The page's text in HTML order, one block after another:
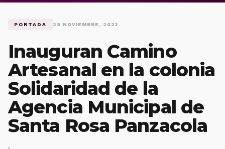
PORTADA 29 NOVIEMBRE, 2023
Inauguran Camino
Artesanal en la colonia
Solidaridad de la
Agencia Municipal de
Santa Rosa Panzacola